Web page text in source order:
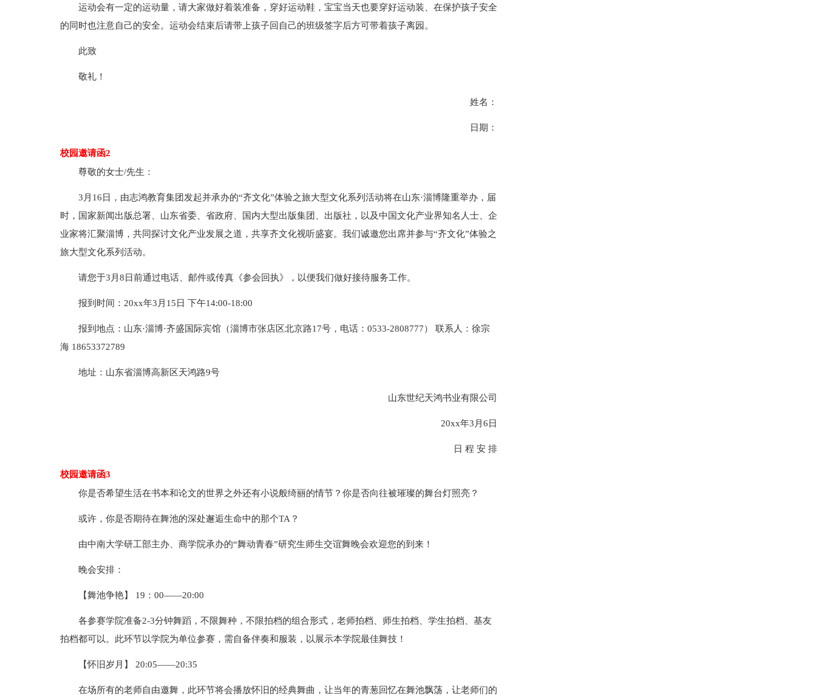
运动会有一定的运动量，请大家做好着装准备，穿好运动鞋，宝宝当天也要穿好运动装、在保护孩子安全
的同时也注意自己的安全。运动会结束后请带上孩子回自己的班级签字后方可带着孩子离园。
此致
敬礼！
姓名：
日期：
校园邀请函2
尊敬的女士/先生：
3月16日，由志鸿教育集团发起并承办的“齐文化”体验之旅大型文化系列活动将在山东·淄博隆重举办，届
时，国家新闻出版总署、山东省委、省政府、国内大型出版集团、出版社，以及中国文化产业界知名人士、企
业家将汇聚淄博，共同探讨文化产业发展之道，共享齐文化视听盛宴。我们诚邀您出席并参与“齐文化”体验之
旅大型文化系列活动。
请您于3月8日前通过电话、邮件或传真《参会回执》，以便我们做好接待服务工作。
报到时间：20xx年3月15日 下午14:00-18:00
报到地点：山东·淄博·齐盛国际宾馆（淄博市张店区北京路17号，电话：0533-2808777） 联系人：徐宗
海 18653372789
地址：山东省淄博高新区天鸿路9号
山东世纪天鸿书业有限公司
20xx年3月6日
日 程 安 排
校园邀请函3
你是否希望生活在书本和论文的世界之外还有小说般绮丽的情节？你是否向往被璀璨的舞台灯照亮？
或许，你是否期待在舞池的深处邂逅生命中的那个TA？
由中南大学研工部主办、商学院承办的“舞动青春”研究生师生交谊舞晚会欢迎您的到来！
晚会安排：
【舞池争艳】 19：00——20:00
各参赛学院准备2-3分钟舞蹈，不限舞种，不限拍档的组合形式，老师拍档、师生拍档、学生拍档、基友
拍档都可以。此环节以学院为单位参赛，需自备伴奏和服装，以展示本学院最佳舞技！
【怀旧岁月】 20:05——20:35
在场所有的老师自由邀舞，此环节将会播放怀旧的经典舞曲，让当年的青葱回忆在舞池飘荡，让老师们的